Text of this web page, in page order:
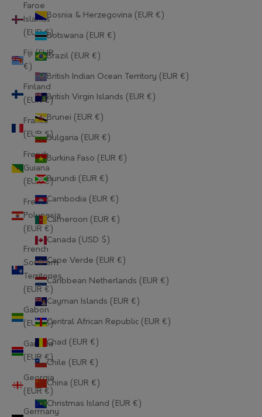
Faroe
Islands
(EUR €)
Fiji (EUR
€)
Finland
(EUR €)
France
(EUR €)
French
Guiana
(EUR €)
French
Polynesia
(EUR €)
French
Southern
Territories
(EUR €)
Gabon
(EUR €)
Gambia
(EUR €)
Georgia
(EUR €)
Germany
Bosnia & Herzegovina (EUR €)
Botswana (EUR €)
Brazil (EUR €)
British Indian Ocean Territory (EUR €)
British Virgin Islands (EUR €)
Brunei (EUR €)
Bulgaria (EUR €)
Burkina Faso (EUR €)
Burundi (EUR €)
Cambodia (EUR €)
Cameroon (EUR €)
Canada (USD $)
Cape Verde (EUR €)
Caribbean Netherlands (EUR €)
Cayman Islands (EUR €)
Central African Republic (EUR €)
Chad (EUR €)
Chile (EUR €)
China (EUR €)
Christmas Island (EUR €)